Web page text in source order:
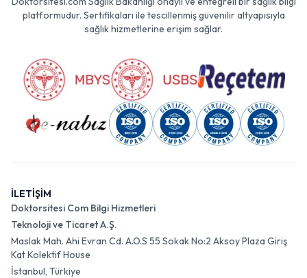
platformudur. Sertifikaları ile tescillenmiş güvenilir altyapısıyla
sağlık hizmetlerine erişim sağlar.
İLETİŞİM
Doktorsitesi Com Bilgi Hizmetleri
Teknoloji ve Ticaret A.Ş.
Maslak Mah. Ahi Evran Cd. A.O.S 55 Sokak No:2 Aksoy Plaza Giriş
Kat Kolektif House
İstanbul, Türkiye